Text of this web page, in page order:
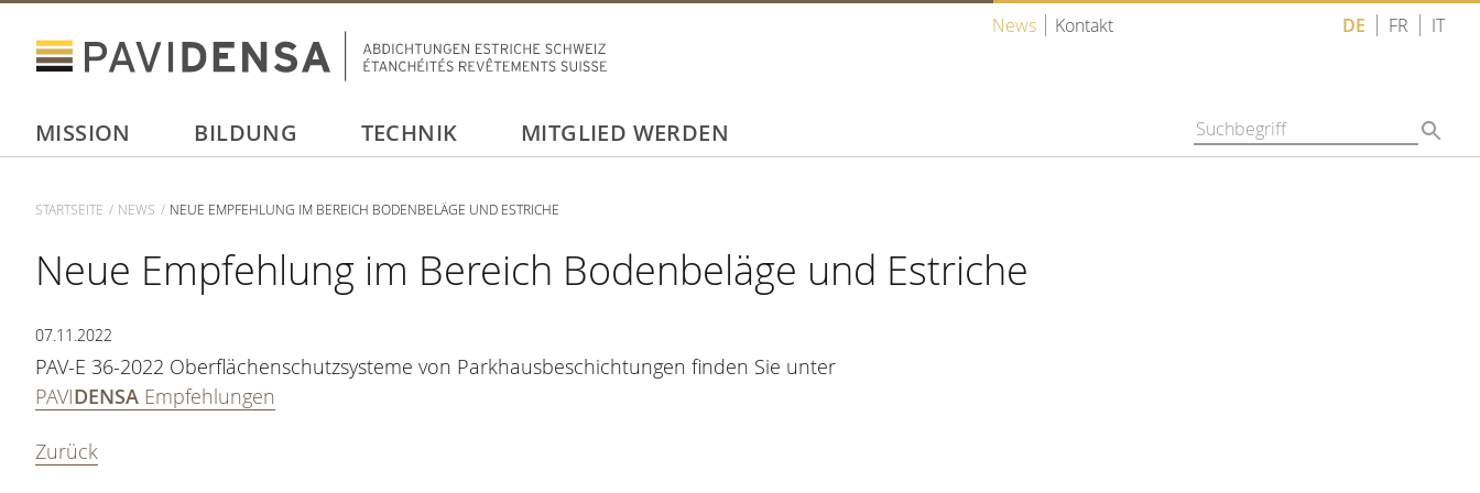
News Kontakt DE FR IT
MISSION BILDUNG TECHNIK MITGLIED WERDEN
STARTSEITE NEWS NEUE EMPFEHLUNG IM BEREICH BODENBELÄGE UND ESTRICHE
Neue Empfehlung im Bereich Bodenbeläge und Estriche
07.11.2022
PAV-E 36-2022 Oberflächenschutzsysteme von Parkhausbeschichtungen finden Sie unter
PAVIDENSA Empfehlungen
Zurück